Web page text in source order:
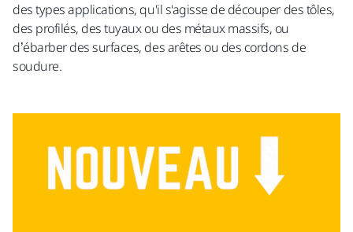
des types applications, qu'il s'agisse de découper des tôles,
des profilés, des tuyaux ou des métaux massifs, ou
d’ébarber des surfaces, des arêtes ou des cordons de
soudure.